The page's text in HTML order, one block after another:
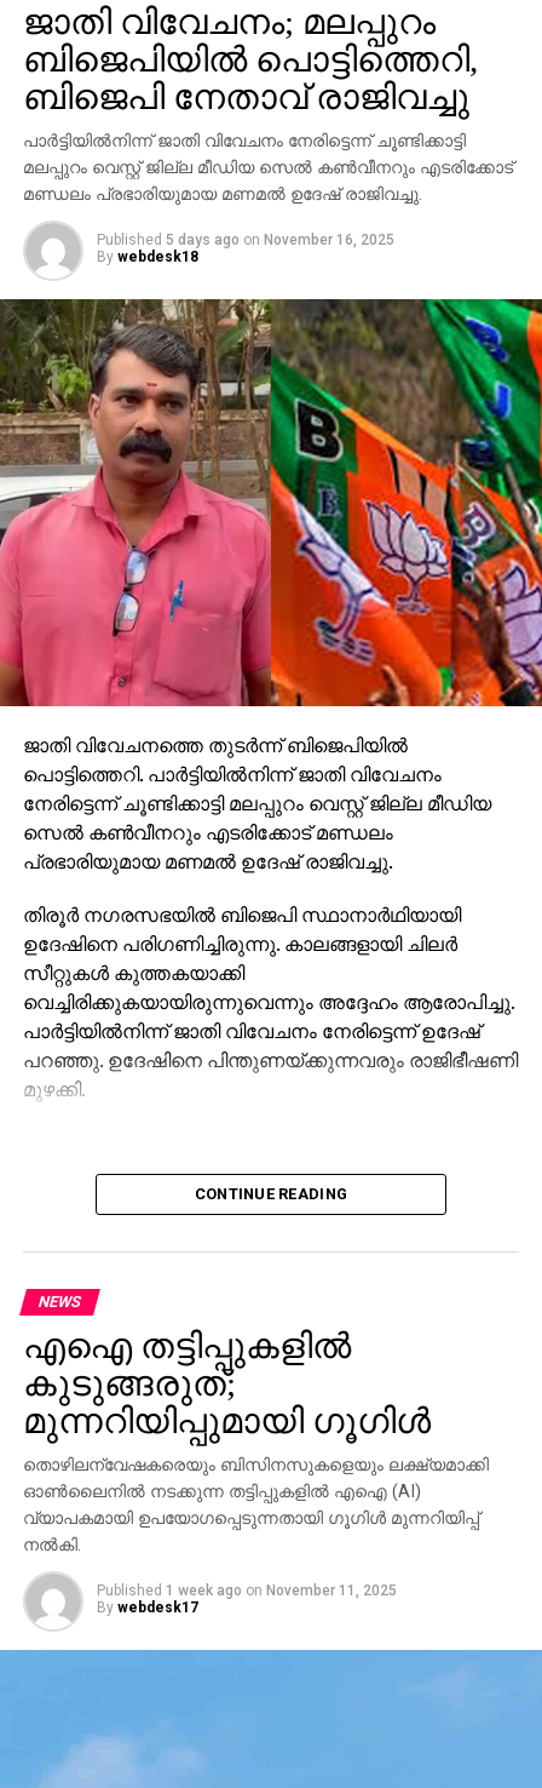
ആക്രമണം നടത്തിയതായും ബാര്‍ ഉടമ നല്‍കിയ
പരാതിയില്‍ പറയുന്നു. വിദ്യാഭ്യാസ
ആവശ്യങ്ങള്‍ക്കായി എറണാകുളത്ത് എത്തിയവരാണ്
പ്രതികളെന്ന് പൊലീസ് കണ്ടെത്തിയിട്ടുണ്ട്.
സംഭവത്തില്‍ അലീനയുടെ കൈക്ക് പരുക്കേല്‍ക്കുകയും
ചെയ്തു.
ജാതി വിവേചനം; മലപ്പുറം
ബിജെപിയില്‍ പൊട്ടിത്തെറി,
ബിജെപി നേതാവ് രാജിവച്ചു
പാര്‍ട്ടിയില്‍നിന്ന് ജാതി വിവേചനം നേരിട്ടെന്ന് ചൂണ്ടിക്കാട്ടി
മലപ്പുറം വെസ്റ്റ് ജില്ല മീഡിയ സെല്‍ കണ്‍വീനറും എടരിക്കോട്
മണ്ഡലം പ്രഭാരിയുമായ മണമല്‍ ഉദേഷ് രാജിവച്ചു.
Published 5 days ago on November 16, 2025
By webdesk18
ജാതി വിവേചനത്തെ തുടര്‍ന്ന് ബിജെപിയില്‍
പൊട്ടിത്തെറി. പാര്‍ട്ടിയില്‍നിന്ന് ജാതി വിവേചനം
നേരിട്ടെന്ന് ചൂണ്ടിക്കാട്ടി മലപ്പുറം വെസ്റ്റ് ജില്ല മീഡിയ
സെല്‍ കണ്‍വീനറും എടരിക്കോട് മണ്ഡലം
പ്രഭാരിയുമായ മണമല്‍ ഉദേഷ് രാജിവച്ചു.
തിരൂര്‍ നഗരസഭയില്‍ ബിജെപി സ്ഥാനാര്‍ഥിയായി
ഉദേഷിനെ പരിഗണിച്ചിരുന്നു. കാലങ്ങളായി ചിലര്‍
സീറ്റുകള്‍ കുത്തകയാക്കി
വെച്ചിരിക്കുകയായിരുന്നുവെന്നും അദ്ദേഹം ആരോപിച്ചു.
പാര്‍ട്ടിയില്‍നിന്ന് ജാതി വിവേചനം നേരിട്ടെന്ന് ഉദേഷ്
പറഞ്ഞു. ഉദേഷിനെ പിന്തുണയ്ക്കുന്നവരും രാജിഭീഷണി
മുഴക്കി.
CONTINUE READING
NEWS
എഐ തട്ടിപ്പുകളില്‍
കുടുങ്ങരുത്;
മുന്നറിയിപ്പുമായി ഗൂഗിള്‍
തൊഴിലന്വേഷകരെയും ബിസിനസുകളെയും ലക്ഷ്യമാക്കി
ഓണ്‍ലൈനില്‍ നടക്കുന്ന തട്ടിപ്പുകളില്‍ എഐ (AI)
വ്യാപകമായി ഉപയോഗപ്പെടുന്നതായി ഗൂഗിള്‍ മുന്നറിയിപ്പ്
നല്‍കി.
Published 1 week ago on November 11, 2025
By webdesk17